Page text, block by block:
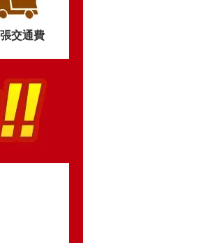
交通費